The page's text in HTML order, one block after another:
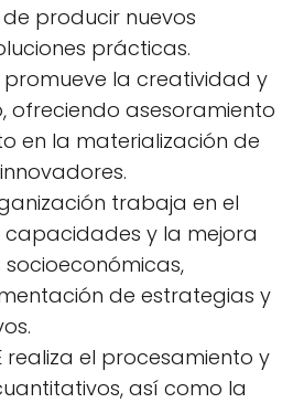
producir nuevos
prácticas.
promueve la creatividad y
ofreciendo asesoramiento
en la materialización de
trabaja en el
y la mejora
de estrategias y
realiza el procesamiento y
así como la